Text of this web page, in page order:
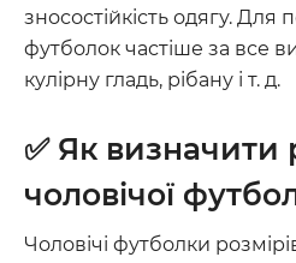
зносостійкість одягу. Для
футболок частіше за все
кулірну гладь, рібану і т. д.
✅ Як визначити
чоловічої
Чоловічі футболки